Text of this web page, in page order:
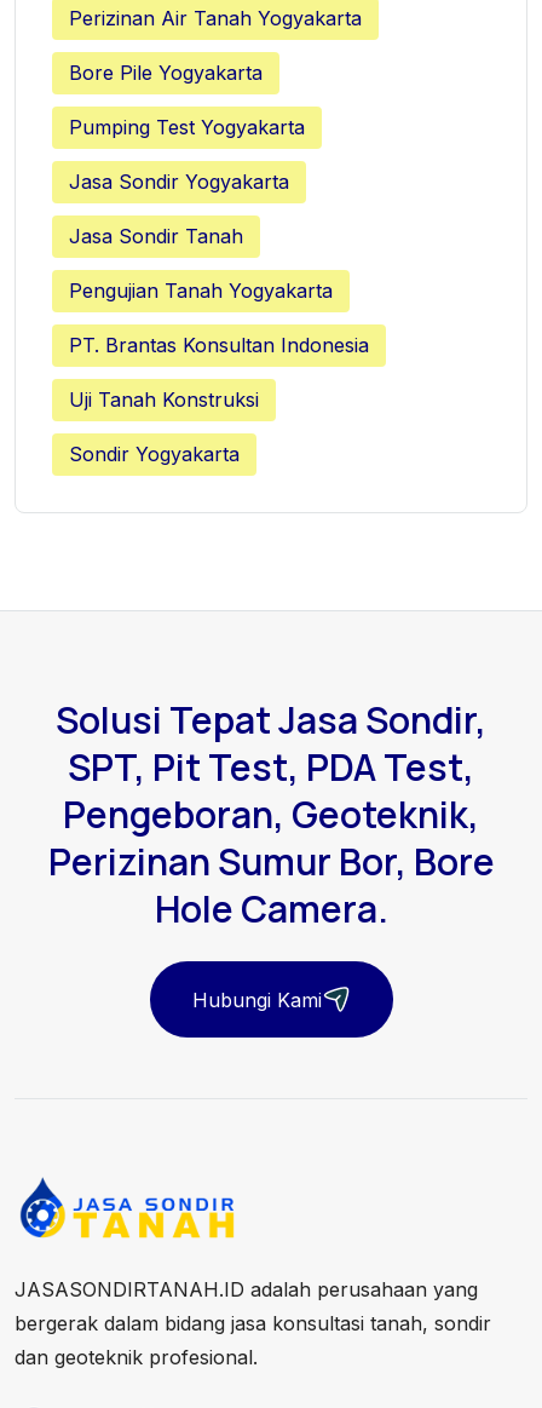
Perizinan Air Tanah Yogyakarta
Bore Pile Yogyakarta
Pumping Test Yogyakarta
Jasa Sondir Yogyakarta
Jasa Sondir Tanah
Pengujian Tanah Yogyakarta
PT. Brantas Konsultan Indonesia
Uji Tanah Konstruksi
Sondir Yogyakarta
Solusi Tepat Jasa Sondir,
SPT, Pit Test, PDA Test,
Pengeboran, Geoteknik,
Perizinan Sumur Bor, Bore
Hole Camera.
Hubungi Kami
JASASONDIRTANAH.ID adalah perusahaan yang
bergerak dalam bidang jasa konsultasi tanah, sondir
dan geoteknik profesional.